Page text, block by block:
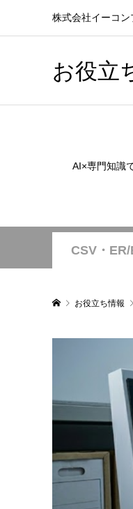
株式会社イーコン
お役立
AI×専門知識
CSV・ER/
お役立ち情報